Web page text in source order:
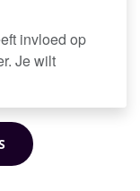
invloed op
Je wilt